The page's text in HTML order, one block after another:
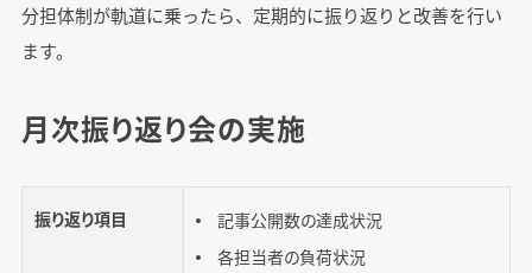
分担体制が軌道に乗ったら、定期的に振り返りと改善を行い
ます。
月次振り返り会の実施
振り返り項目
記事公開数の達成状況
各担当者の負荷状況